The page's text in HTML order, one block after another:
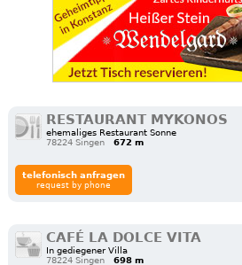
RESTAURANT MYKONOS
ehemaliges Restaurant Sonne
78224 Singen
672 m
telefonisch anfragen
request by phone
CAFÉ LA DOLCE VITA
In gediegener Villa
78224 Singen
698 m